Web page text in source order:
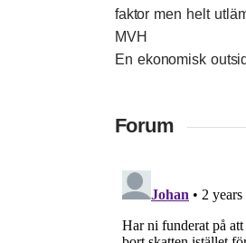
faktor men helt
MVH
En ekonomisk
Forum